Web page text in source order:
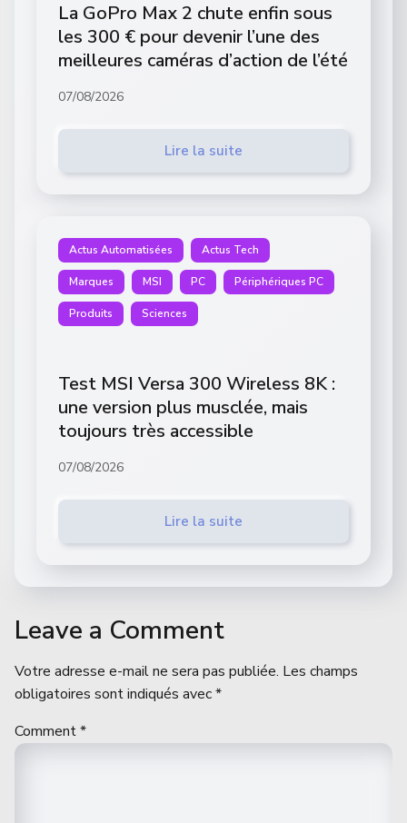
La GoPro Max 2 chute enfin sous
les 300 € pour devenir l’une des
meilleures caméras d’action de l’été
07/08/2026
Lire la suite
Actus Automatisées Actus Tech
Marques MSI PC Périphériques PC
Produits Sciences
Test MSI Versa 300 Wireless 8K :
une version plus musclée, mais
toujours très accessible
07/08/2026
Lire la suite
Leave a Comment
Votre adresse e-mail ne sera pas publiée. Les champs
obligatoires sont indiqués avec*
Comment*